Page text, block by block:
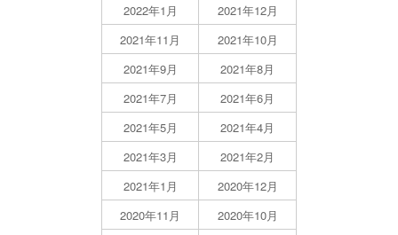
2022年1月
2021年12月
2021年11月
2021年10月
2021年9月
2021年8月
2021年7月
2021年6月
2021年5月
2021年4月
2021年3月
2021年2月
2021年1月
2020年12月
2020年11月
2020年10月